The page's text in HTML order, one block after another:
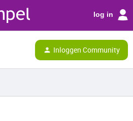
log in
Inloggen Community